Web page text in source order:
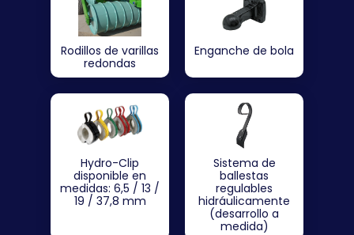
Rodillos de varillas
redondas
Enganche de bola
Hydro-Clip
disponible en
medidas: 6,5 / 13 /
19 / 37,8 mm
Sistema de
ballestas
regulables
hidráulicamente
(desarrollo a
medida)